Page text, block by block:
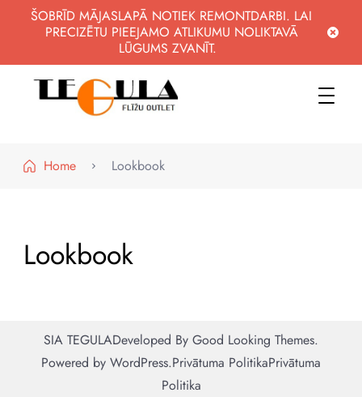
ŠOBRĪD MĀJASLAPĀ NOTIEK REMONTDARBI. LAI
PRECIZĒTU PIEEJAMO ATLIKUMU NOLIKTAVĀ
LŪGUMS ZVANĪT.
Home
Lookbook
Lookbook
SIA TEGULADeveloped By Good Looking Themes.
Powered by WordPress.Privātuma PolitikaPrivātuma
Politika